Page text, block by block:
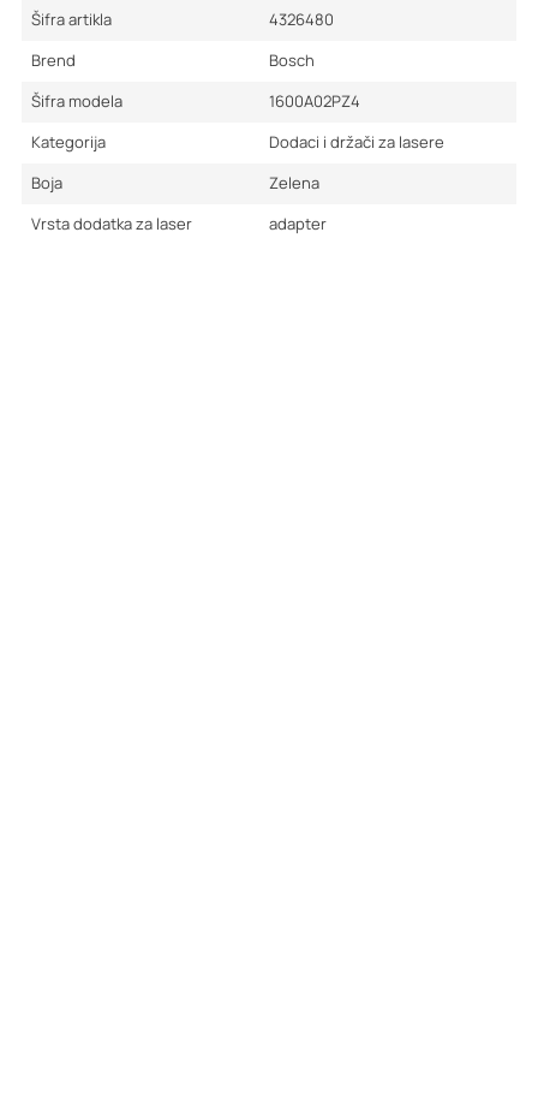
Šifra artikla
4326480
Brend
Bosch
Šifra modela
1600A02PZ4
Kategorija
Dodaci i držači za lasere
Boja
Zelena
Vrsta dodatka za laser
adapter